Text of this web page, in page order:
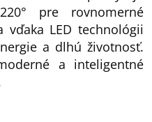
pre rovnomerné
vďaka LED technológii
a dlhú životnosť.
a inteligentné